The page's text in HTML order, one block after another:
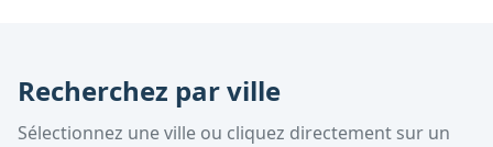
Recherchez par ville
Sélectionnez une ville ou cliquez directement sur un